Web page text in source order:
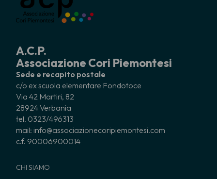
A.C.P.
Associazione Cori Piemontesi
Sede e recapito postale
c/o ex scuola elementare Fondotoce
Via 42 Martiri, 82
28924 Verbania
tel. 0323/496313
mail: info@associazionecoripiemontesi.com
c.f. 90006900014
CHI SIAMO